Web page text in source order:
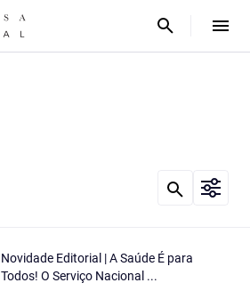
Novidade Editorial | A Saúde É para
Todos! O Serviço Nacional ...